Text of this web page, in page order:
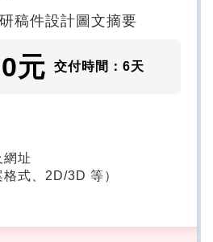
稿件設計圖文摘要
元 交付時間：6天
網址
式、2D/3D 等）